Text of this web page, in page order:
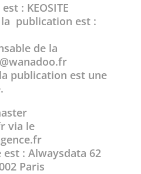
: KEOSITE
la publication est :
de la
publication est une
via le
est : Alwaysdata 62
Paris